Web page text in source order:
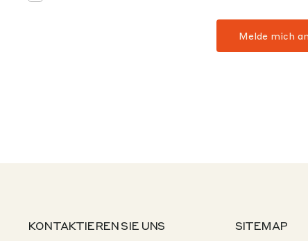
KONTAKTIEREN SIE UNS SITEMAP